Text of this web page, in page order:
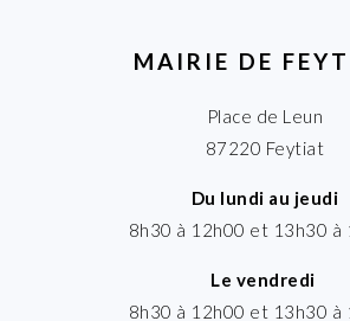
MAIRIE DE
Place de Leun
87220 Feytiat
Du lundi au jeudi
8h30 à 12h00 et 13h30 à
Le vendredi
8h30 à 12h00 et 13h30 à